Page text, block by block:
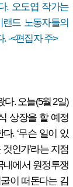
. 오도엽 작가는
드 노동자들의
. -<편집자 주>
. 오늘(5월 2일)
상장을 할 예정
. ‘무슨 일이 있
인가’라는 지점
내에서 원정투쟁
이 떠돈다는 김